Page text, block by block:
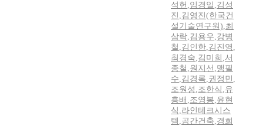
석헌 ,임경일 ,김성
진 ,김영진(한국건
설기술연구원),최
삼락,김용우,강병
철 ,김인한,김진영 ,
최경숙,김미희 ,서
종철 ,원지선 ,맹필
수,김경록,권정민 ,
조원성 ,조한식 ,유
흥배 ,조영봉,윤현
식 ,라인테크시스
템 ,공간건축,경희